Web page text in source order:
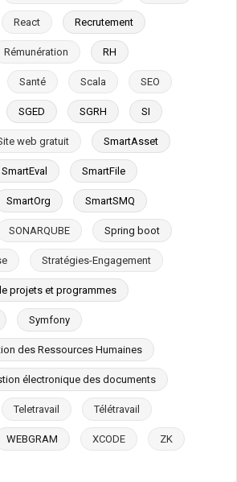
React Recrutement
Rémunération RH
Santé Scala SEO
SGED SGRH SI
web gratuit SmartAsset
SmartEval SmartFile
SmartOrg SmartSMQ
SONARQUBE Spring boot
Stratégies-Engagement
projets et programmes
Symfony
des Ressources Humaines
électronique des documents
Teletravail Télétravail
WEBGRAM XCODE ZK